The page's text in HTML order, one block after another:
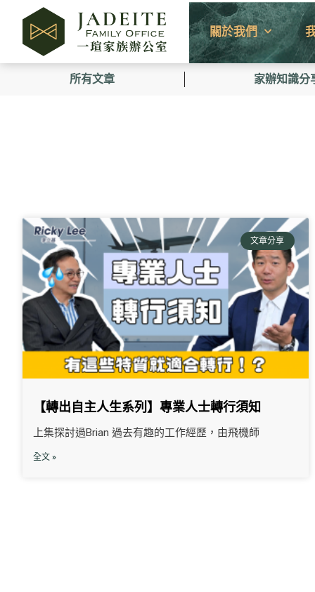
關於我們
所有文章 家辦知識分
文章分享
【轉出自主人生系列】專業人士轉行須知
上集探討過Brian 過去有趣的工作經歷，由飛機師
全文 »